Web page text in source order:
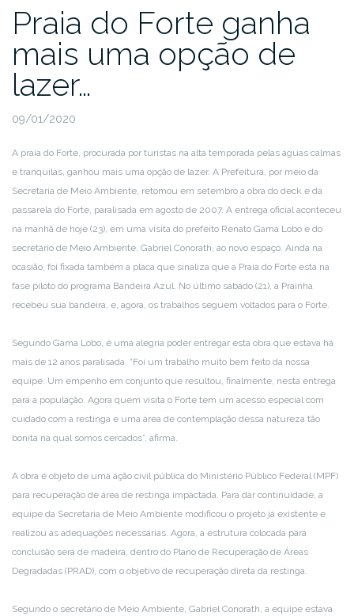
Praia do Forte ganha
mais uma opção de
lazer…
09/01/2020
A praia do Forte, procurada por turistas na alta temporada pelas águas calmas
e tranquilas, ganhou mais uma opção de lazer. A Prefeitura, por meio da
Secretaria de Meio Ambiente, retomou em setembro a obra do deck e da
passarela do Forte, paralisada em agosto de 2007. A entrega oficial aconteceu
na manhã de hoje (23), em uma visita do prefeito Renato Gama Lobo e do
secretário de Meio Ambiente, Gabriel Conorath, ao novo espaço. Ainda na
ocasião, foi fixada também a placa que sinaliza que a Praia do Forte está na
fase piloto do programa Bandeira Azul. No último sábado (21), a Prainha
recebeu sua bandeira, e, agora, os trabalhos seguem voltados para o Forte.
Segundo Gama Lobo, é uma alegria poder entregar esta obra que estava há
mais de 12 anos paralisada. “Foi um trabalho muito bem feito da nossa
equipe. Um empenho em conjunto que resultou, finalmente, nesta entrega
para a população. Agora quem visita o Forte tem um acesso especial com
cuidado com a restinga e uma área de contemplação dessa natureza tão
bonita na qual somos cercados”, afirma.
A obra é objeto de uma ação civil pública do Ministério Público Federal (MPF)
para recuperação de área de restinga impactada. Para dar continuidade, a
equipe da Secretaria de Meio Ambiente modificou o projeto já existente e
realizou as adequações necessárias. Agora, a estrutura colocada para
conclusão será de madeira, dentro do Plano de Recuperação de Áreas
Degradadas (PRAD), com o objetivo de recuperação direta da restinga.
Segundo o secretário de Meio Ambiente, Gabriel Conorath, a equipe estava